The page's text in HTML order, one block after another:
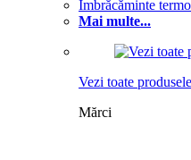
Îmbrăcăminte
Mai multe...
Vezi toate produsele
Mărci